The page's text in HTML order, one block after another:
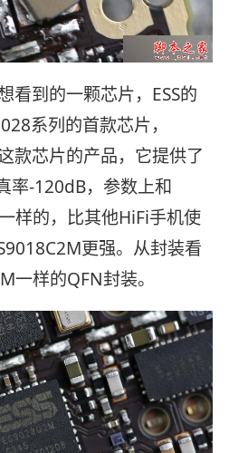
看到的一颗芯片，ESS的
系列的首款芯片，
款芯片的产品，它提供了
率-120dB，参数上和
样的，比其他HiFi手机使
更强。从封装看
一样的QFN封装。